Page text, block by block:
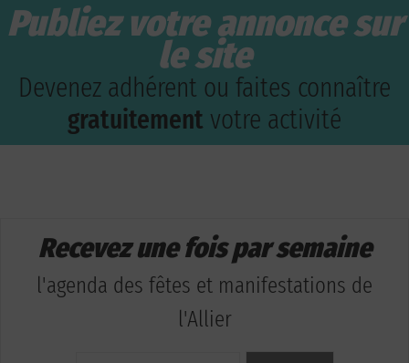
Publiez votre annonce sur
le site
Devenez adhérent ou faites connaître
gratuitement votre activité
Recevez une fois par semaine
l'agenda des fêtes et manifestations de
l'Allier